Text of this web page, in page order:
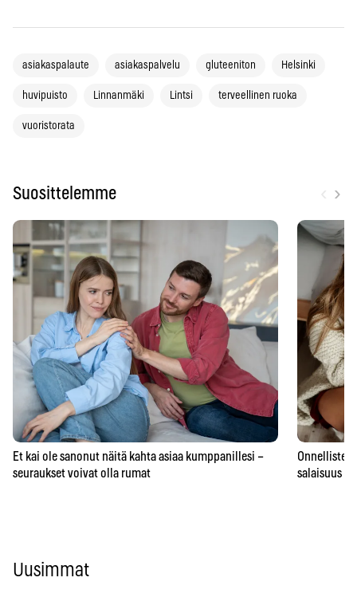
asiakaspalaute asiakaspalvelu gluteeniton Helsinki
huvipuisto Linnanmäki Lintsi terveellinen ruoka
vuoristorata
Suosittelemme ›
Et kai ole sanonut näitä kahta asiaa kumppanillesi –
seuraukset voivat olla rumat
Onnellisten
salaisuus –
Uusimmat